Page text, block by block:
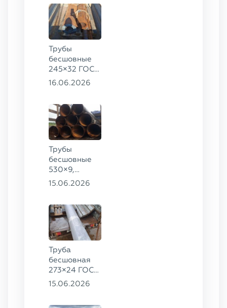
Трубы
бесшовные
245×32 ГОСТ
8732-78, ст.
16.06.2026
Трубы
бесшовные
530×9,
530×10 ст.
15.06.2026
Труба
бесшовная
273×24 ГОСТ
9941-81 сталь
15.06.2026